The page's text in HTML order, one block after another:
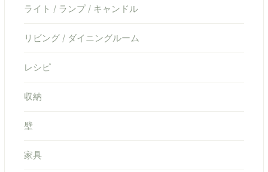
ライト / ランプ / キャンドル
リビング / ダイニングルーム
レシピ
収納
壁
家具